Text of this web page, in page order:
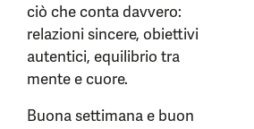
ciò che conta davvero:
relazioni sincere, obiettivi
autentici, equilibrio tra
mente e cuore.
Buona settimana e buon